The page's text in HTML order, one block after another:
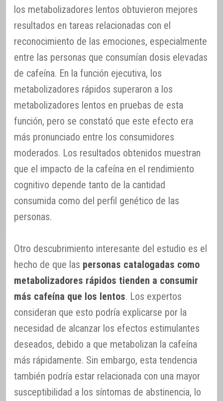
los metabolizadores lentos obtuvieron mejores
resultados en tareas relacionadas con el
reconocimiento de las emociones, especialmente
entre las personas que consumían dosis elevadas
de cafeína. En la función ejecutiva, los
metabolizadores rápidos superaron a los
metabolizadores lentos en pruebas de esta
función, pero se constató que este efecto era
más pronunciado entre los consumidores
moderados. Los resultados obtenidos muestran
que el impacto de la cafeína en el rendimiento
cognitivo depende tanto de la cantidad
consumida como del perfil genético de las
personas.
Otro descubrimiento interesante del estudio es el
hecho de que las personas catalogadas como
metabolizadores rápidos tienden a consumir
más cafeína que los lentos. Los expertos
consideran que esto podría explicarse por la
necesidad de alcanzar los efectos estimulantes
deseados, debido a que metabolizan la cafeína
más rápidamente. Sin embargo, esta tendencia
también podría estar relacionada con una mayor
susceptibilidad a los síntomas de abstinencia, lo